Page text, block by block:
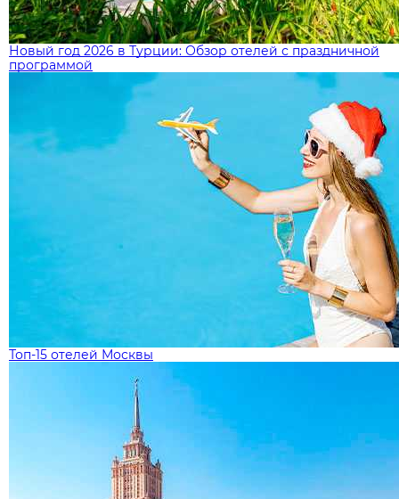
Новый год 2026 в Турции: Обзор отелей с праздничной
программой
Топ-15 отелей Москвы